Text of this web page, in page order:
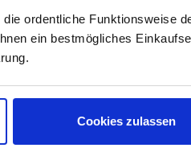
ordentliche Funktionsweise
ein bestmögliches
Cookies zulassen